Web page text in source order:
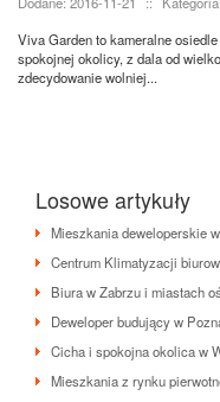
Viva Garden to kameralne
spokojnej okolicy, z dala od
zdecydowanie wolniej...
Losowe artykuły
Mieszkania deweloperskie
Centrum Klimatyzacji
Biura w Zabrzu i miastach
Deweloper budujący w
Cicha i spokojna okolica w
Mieszkania z rynku